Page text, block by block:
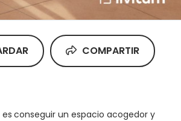
COMPARTIR
conseguir un espacio acogedor y